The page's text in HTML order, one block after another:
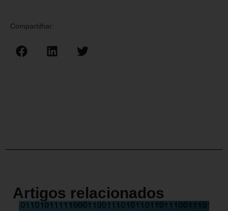
Compartilhar:
Artigos relacionados